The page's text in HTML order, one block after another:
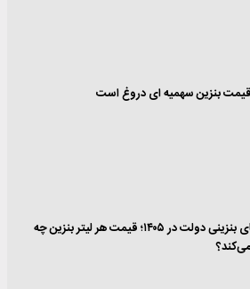
بنزین سهمیه ای دروغ است
سناریوهای بنزینی دولت در ۱۴۰۵؛ قیمت هر لیتر بنزین چه